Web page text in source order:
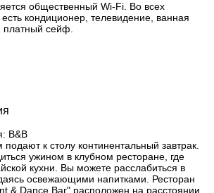
общественный Wi-Fi. Во всех
кондиционер, телевидение, ванная
сейф.
B&B
подают к столу континентальный завтрак.
ужином в клубном ресторане, где
кухни. Вы можете расслабиться в
освежающими напитками. Ресторан
& Dance Bar" расположен на расстоянии